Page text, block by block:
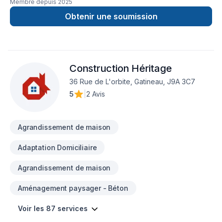
Membre depuis 2025
Obtenir une soumission
Construction Héritage
36 Rue de L'orbite, Gatineau, J9A 3C7
5
2 Avis
Agrandissement de maison
Adaptation Domiciliaire
Agrandissement de maison
Aménagement paysager - Béton
Voir les 87 services